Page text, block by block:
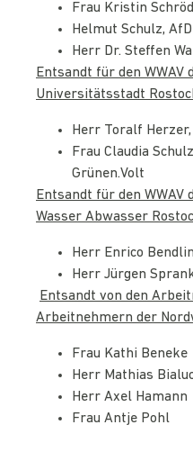
Frau Kristin
Helmut Schulz, AfD
Herr Dr. Steffen
Entsandt für den WWAV
Universitätsstadt
Herr Toralf Herzer,
Frau Claudia
Grünen.Volt
Entsandt für den WWAV
Wasser Abwasser
Herr Enrico
Herr Jürgen
Entsandt von den
Arbeitnehmern der
Frau Kathi Beneke
Herr Mathias
Herr Axel Hamann
Frau Antje Pohl